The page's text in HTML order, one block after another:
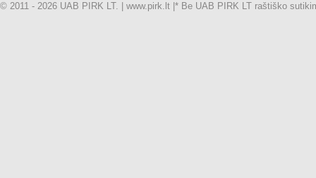
© 2011 - 2026 UAB PIRK LT. | www.pirk.lt | * Be UAB PIRK LT raštiško